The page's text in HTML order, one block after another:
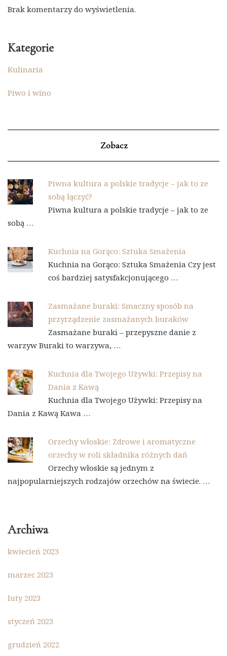
Brak komentarzy do wyświetlenia.
Kategorie
Kulinaria
Piwo i wino
Zobacz
Piwna kultura a polskie tradycje – jak to ze
sobą łączyć?
Piwna kultura a polskie tradycje – jak to ze
sobą …
Kuchnia na Gorąco: Sztuka Smażenia
Kuchnia na Gorąco: Sztuka Smażenia Czy jest
coś bardziej satysfakcjonującego …
Zasmażane buraki: Smaczny sposób na
przyrządzenie zasmażanych buraków
Zasmażane buraki – przepyszne danie z
warzyw Buraki to warzywa, …
Kuchnia dla Twojego Używki: Przepisy na
Dania z Kawą
Kuchnia dla Twojego Używki: Przepisy na
Dania z Kawą Kawa …
Orzechy włoskie: Zdrowe i aromatyczne
orzechy w roli składnika różnych dań
Orzechy włoskie są jednym z
najpopularniejszych rodzajów orzechów na świecie. …
Archiwa
kwiecień 2023
marzec 2023
luty 2023
styczeń 2023
grudzień 2022